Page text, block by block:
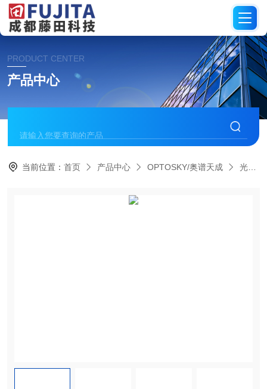
PRODUCT CENTER
产品中心
当前位置：首页 产品中心 OPTOSKY/奥谱天成 光谱仪